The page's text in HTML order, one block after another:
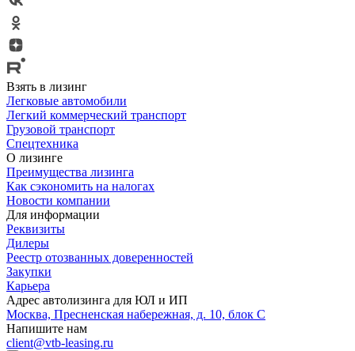
Взять в лизинг
Легковые автомобили
Легкий коммерческий транспорт
Грузовой транспорт
Спецтехника
О лизинге
Преимущества лизинга
Как сэкономить на налогах
Новости компании
Для информации
Реквизиты
Дилеры
Реестр отозванных доверенностей
Закупки
Карьера
Адрес автолизинга для ЮЛ и ИП
Москва, Пресненская набережная, д. 10, блок С
Напишите нам
client@vtb-leasing.ru